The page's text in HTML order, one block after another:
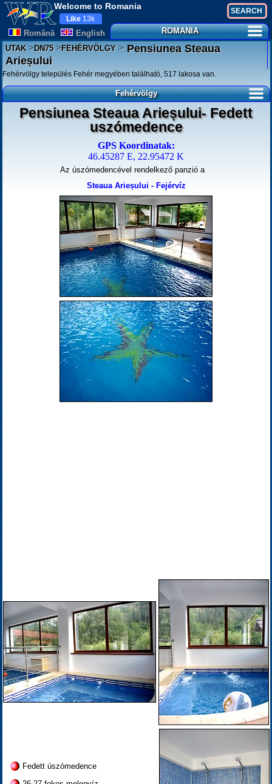
Welcome to Romania
Românã English
Like 13k
ROMANIA
UTAK>DN75>FEHÉRVÖLGY>Pensiunea Steaua
Arieșului
Fehérvölgy település Fehér megyében található, 517 lakosa van.
Fehérvölgy
Pensiunea Steaua Arieșului- Fedett
uszómedence
GPS Koordinatak:
46.45287 E, 22.95472 K
Az úszómedencével rendelkező panzió a
Steaua Arieșului - Fejérvíz
Fedett úszómedence